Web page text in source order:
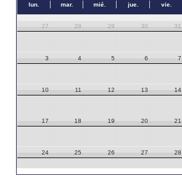
lun. mar. mié. jue. vie.
27 28 29 30 31
3 4 5 6 7
10 11 12 13 14
17 18 19 20 21
24 25 26 27 28